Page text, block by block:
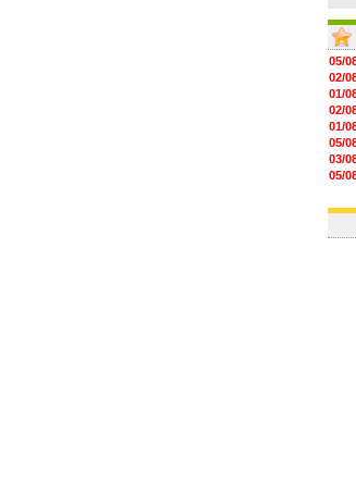
05/
02/
01/
02/
01/
05/
03/
05/
03/